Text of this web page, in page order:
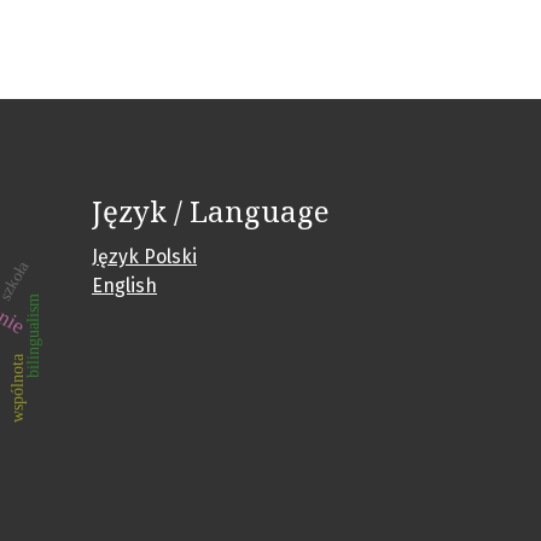
wspólnota
szkoła
bilingualism
Język / Language
Język Polski
English